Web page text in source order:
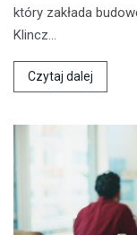
który zakłada
Klincz…
Czytaj dalej